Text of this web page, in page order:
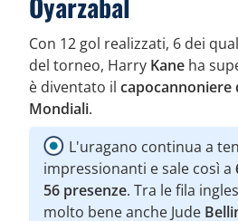
Con 12 gol realizzati, 6 dei
del torneo, Harry Kane ha
è diventato il
Mondiali.
L'uragano continua a
impressionanti e sale così a
56 presenze. Tra le fila
molto bene anche Jude